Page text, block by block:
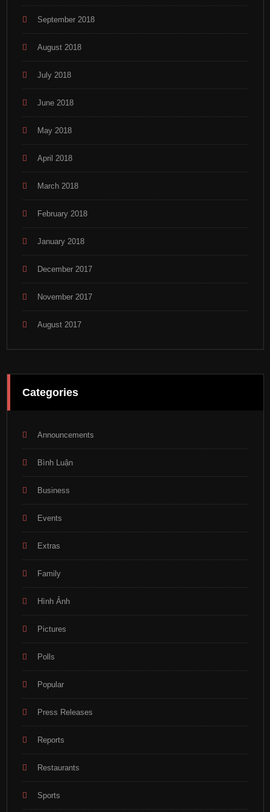
September 2018
August 2018
July 2018
June 2018
May 2018
April 2018
March 2018
February 2018
January 2018
December 2017
November 2017
August 2017
Categories
Announcements
Bình Luận
Business
Events
Extras
Family
Hình Ảnh
Pictures
Polls
Popular
Press Releases
Reports
Restaurants
Sports